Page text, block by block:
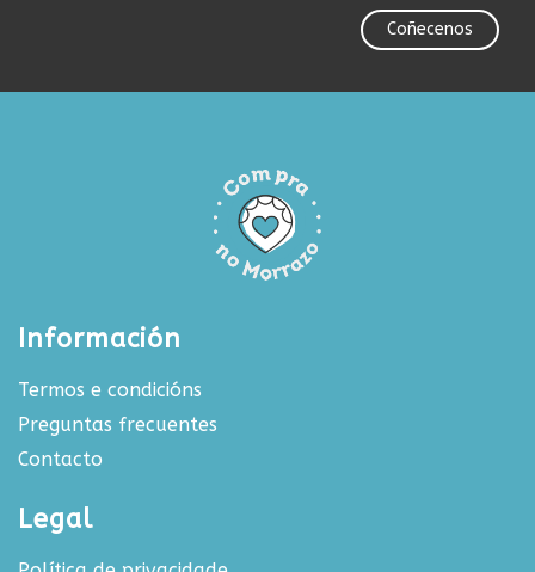
Coñecenos
Información
Termos e condicións
Preguntas frecuentes
Contacto
Legal